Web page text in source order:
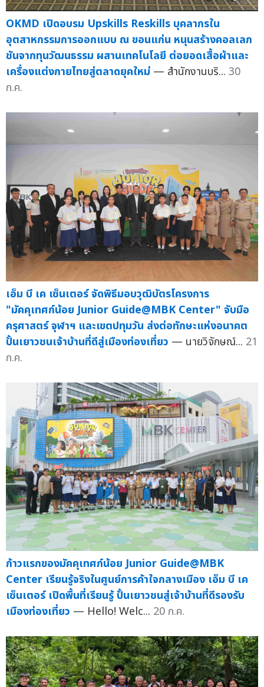
OKMD เปิดอบรม Upskills Reskills บุคลากรใน
อุตสาหกรรมการออกแบบ ณ ขอนแก่น หนุนสร้างคอลเลก
ชันจากทุนวัฒนธรรม ผสานเทคโนโลยี ต่อยอดเสื้อผ้าและ
เครื่องแต่งกายไทยสู่ตลาดยุคใหม่ — สำนักงานบริ... 30
ก.ค.
เอ็ม บี เค เซ็นเตอร์ จัดพิธีมอบวุฒิบัตรโครงการ
"มัคคุเทศก์น้อย Junior Guide@MBK Center" จับมือ
ครุศาสตร์ จุฬาฯ และเขตปทุมวัน ส่งต่อทักษะแห่งอนาคต
ปั้นเยาวชนเจ้าบ้านที่ดีสู่เมืองท่องเที่ยว — นายวิจักษณ์... 21
ก.ค.
ก้าวแรกของมัคคุเทศก์น้อย Junior Guide@MBK
Center เรียนรู้จริงในศูนย์การค้าใจกลางเมือง เอ็ม บี เค
เซ็นเตอร์ เปิดพื้นที่เรียนรู้ ปั้นเยาวชนสู่เจ้าบ้านที่ดีรองรับ
เมืองท่องเที่ยว — Hello! Welc... 20 ก.ค.